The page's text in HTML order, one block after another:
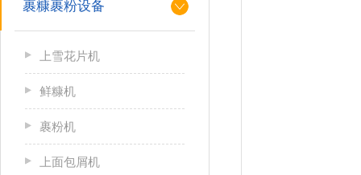
裹糠裹粉设备
上雪花片机
鲜糠机
裹粉机
上面包屑机